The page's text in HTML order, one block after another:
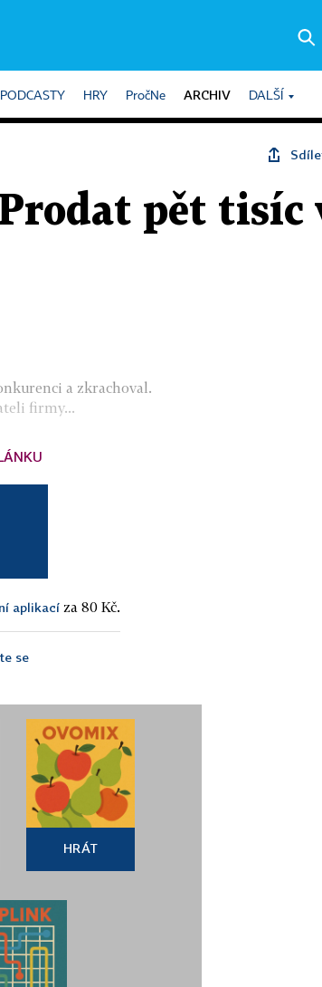
PODCASTY HRY PročNe ARCHIV DALŠÍ
pět tisíc
a zkrachoval.
firmy...
aplikací za 80 Kč.
se
HRÁT